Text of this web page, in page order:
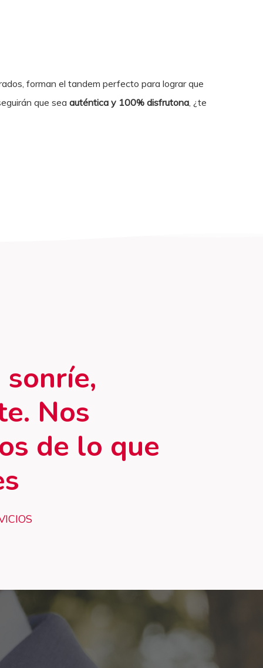
forman el tandem perfecto para lograr que
que sea auténtica y 100% disfrutona, ¿te
sonríe,
Nos
de lo que